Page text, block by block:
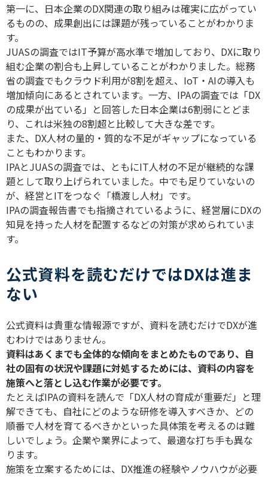
第一に、日本企業のDX関連の取り組みは確実に広がってい
るものの、成果創出には課題が残っていることがわかりま
す。
JUASの調査ではIT予算が高水準で増加しており、 DXに取り
組む企業の割合も上昇していることがわかりました。総務
省の調査でもクラウド利用が8割を超え、 IoT ・ AIの導入も
増加傾向にあるとされています。一方、 IPAの調査では「DX
の成果が出ている」と回答した日本企業は6割弱にとどま
り、これは米独の8割超と比較して大きな差です。
また、 DX人材の量的・質的な不足がギャップになっている
こともわかります。
IPAとJUASの調査では、ともにIT人材の不足が継続的な課
題として取り上げられていました。中でも足りていないの
が、経営とITをつなぐ「橋渡し人材」です。
IPAの調査報告書でも指摘されているように、経営層にDXの
知見を持った人材を配置するなどの対策が求められていま
す。
公式資料を読むだけではDXは進ま
ない
公式資料は貴重な情報源ですが、資料を読むだけでDXが進
むわけではありません。
資料はあくまでも全体的な傾向をまとめたものであり、自
社の固有の状況や課題に対処するためには、資料の内容を
施策へと落とし込む作業が必要です。
たとえばIPAの資料を読んで「DX人材の育成が重要だ」と理
解できても、自社にどのような研修を導入すべきか、どの
順番で人材を育てるべきかといった具体策を考えるのは難
しいでしょう。企業や業界によって、最適な打ち手も異な
ります。
施策を立案するためには、 DX推進の経験やノウハウが必要